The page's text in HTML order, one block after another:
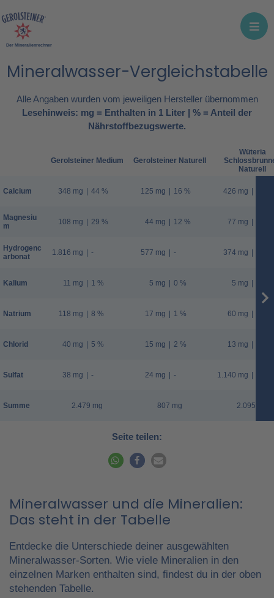
Der Mineralienrechner
Mineralwasser-Vergleichstabelle
Alle Angaben wurden vom jeweiligen Hersteller übernommen
Lesehinweis: mg = Enthalten in 1 Liter | % = Anteil der
Nährstoffbezugswerte.
Calcium
Magnesiu
m
Hydrogenc
arbonat
Kalium
Natrium
Chlorid
Sulfat
Summe
Gerolsteiner Medium
348 mg | 44 %
108 mg | 29 %
1.816 mg | -
11 mg | 1 %
118 mg | 8 %
40 mg | 5 %
38 mg | -
2.479 mg
Gerolsteiner Naturell
125 mg | 16 %
44 mg | 12 %
577 mg | -
5 mg | 0 %
17 mg | 1 %
15 mg | 2 %
24 mg | -
807 mg
Wüteria
Naturell
426 mg |
77 mg |
374 mg |
5 mg |
60 mg |
13 mg |
1.140 mg |
2.095 mg
Seite teilen:
Mineralwasser und die Mineralien:
Das steht in der Tabelle
Entdecke die Unterschiede deiner ausgewählten
Mineralwasser-Sorten. Wie viele Mineralien in den
einzelnen Marken enthalten sind, findest du in der oben
stehenden Tabelle.